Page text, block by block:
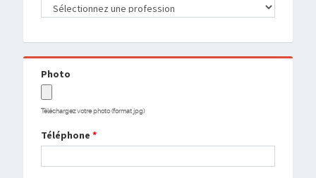
Photo
Téléchargez votre photo (format jpg)
Téléphone *